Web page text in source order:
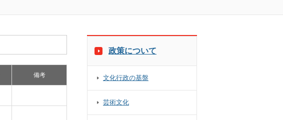
備考
政策について
文化行政の基盤
芸術文化